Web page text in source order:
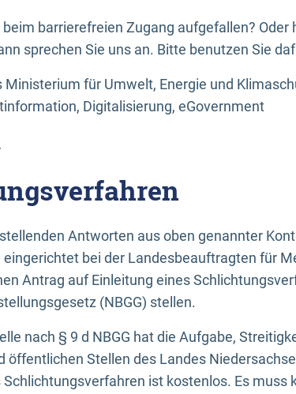
barrierefreien Zugang aufgefallen? Oder
sprechen Sie uns an. Bitte benutzen Sie
Ministerium für Umwelt, Energie und
Digitalisierung, eGovernment
Antworten aus oben genannter
bei der Landesbeauftragten für
Antrag auf Einleitung eines
(NBGG) stellen.
nach § 9 d NBGG hat die Aufgabe,
öffentlichen Stellen des Landes
Schlichtungsverfahren ist kostenlos. Es